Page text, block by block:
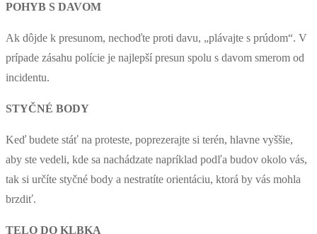
POHYB S DAVOM
Ak dôjde k presunom, nechoďte proti davu, „plávajte s prúdom“. V
prípade zásahu polície je najlepší presun spolu s davom smerom od
incidentu.
STYČNÉ BODY
Keď budete stáť na proteste, poprezerajte si terén, hlavne vyššie,
aby ste vedeli, kde sa nachádzate napríklad podľa budov okolo vás,
tak si určíte styčné body a nestratíte orientáciu, ktorá by vás mohla
brzdiť.
TELO DO KLBKA